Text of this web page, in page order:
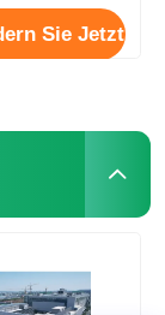
Sie Jetzt